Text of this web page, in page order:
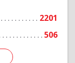
2201
506